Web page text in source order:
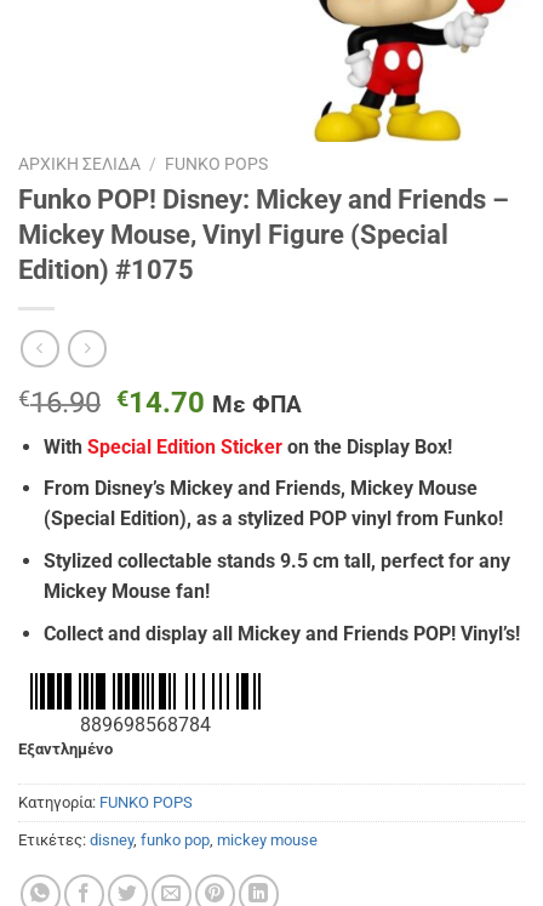
ΑΡΧΙΚΉ ΣΕΛΊΔΑ / FUNKO POPS
Funko POP! Disney: Mickey and Friends –
Mickey Mouse, Vinyl Figure (Special
Edition) #1075
€16.90 Original
price
was:
€16.90.
€14.70 Η
τρέχουσα
τιμή
είναι:
€14.70.
Με ΦΠΑ
With Special Edition Stickeron the Display Box!
From Disney’s Mickey and Friends, Mickey Mouse
(Special Edition), as a stylized POP vinyl from Funko!
Stylized collectable stands 9.5 cm tall, perfect for any
Mickey Mouse fan!
Collect and display all Mickey and Friends POP! Vinyl’s!
889698568784
Εξαντλημένο
Κατηγορία: FUNKO POPS
Ετικέτες: disney, funko pop, mickey mouse